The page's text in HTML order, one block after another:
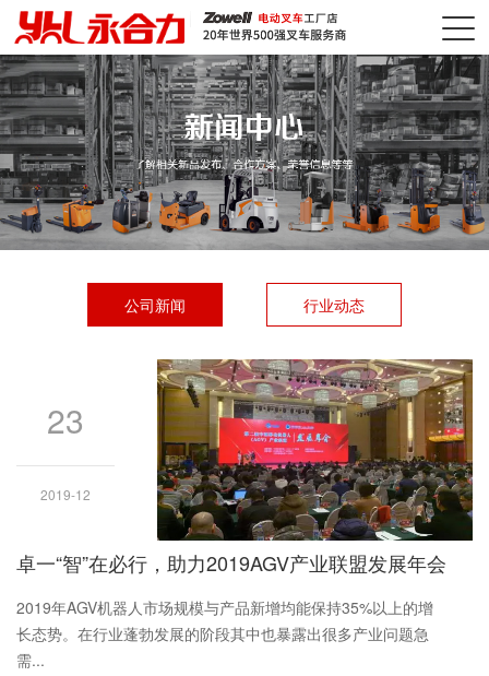
公司新闻 行业动态
23
2019-12
卓一“智”在必行，助力2019AGV产业联盟发展年会
2019年AGV机器人市场规模与产品新增均能保持35%以上的增
长态势。在行业蓬勃发展的阶段其中也暴露出很多产业问题急
需...